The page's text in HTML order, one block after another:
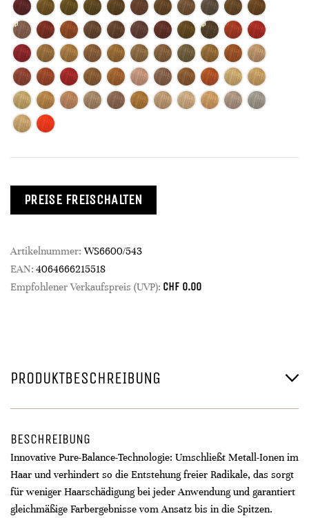
PREISE FREISCHALTEN
Artikelnummer: WS6600/543
EAN: 4064666215518
Empfohlener Verkaufspreis (UVP): CHF 0.00
PRODUKTBESCHREIBUNG
BESCHREIBUNG
Innovative Pure-Balance-Technologie: Umschließt Metall-Ionen im
Haar und verhindert so die Entstehung freier Radikale, das sorgt
für weniger Haarschädigung bei jeder Anwendung und garantiert
gleichmäßige Farbergebnisse vom Ansatz bis in die Spitzen.